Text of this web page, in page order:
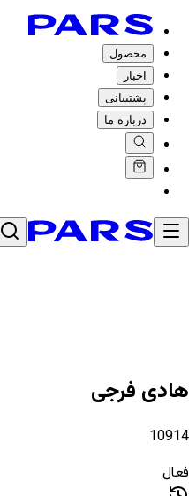
محصول
اخبار
پشتیبانی
درباره ما
هادی فرجی
10914
فعال